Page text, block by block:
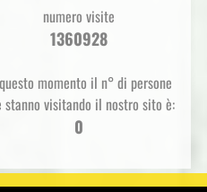
numero visite
1360928
momento il n° di persone
stanno visitando il nostro sito è:
0